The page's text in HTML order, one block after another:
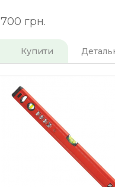
700 грн.
Купити